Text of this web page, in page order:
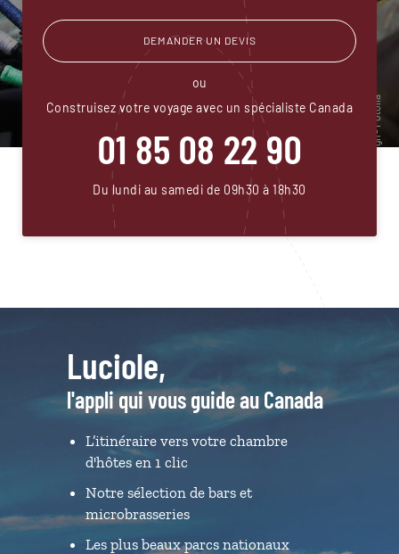
DEMANDER UN DEVIS
ou
Construisez votre voyage avec un spécialiste Canada
01 85 08 22 90
Du lundi au samedi de 09h30 à 18h30
Luciole,
l'appli qui vous guide au Canada
L’itinéraire vers votre chambre
d'hôtes en 1 clic
Notre sélection de bars et
microbrasseries
Les plus beaux parcs nationaux